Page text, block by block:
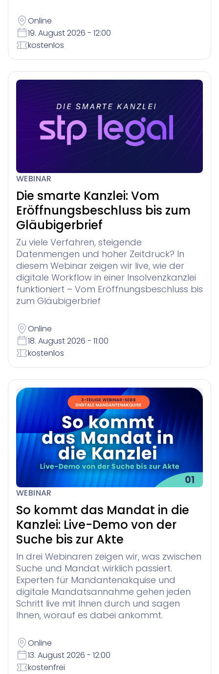
Online
19. August 2026 - 12:00
kostenlos
WEBINAR
Die smarte Kanzlei: Vom
Eröffnungsbeschluss bis zum
Gläubigerbrief
Zu viele Verfahren, steigende
Datenmengen und hoher Zeitdruck? In
diesem Webinar zeigen wir live, wie der
digitale Workflow in einer Insolvenzkanzlei
funktioniert – Vom Eröffnungsbeschluss bis
zum Gläubigerbrief
Online
18. August 2026 - 11:00
kostenlos
WEBINAR
So kommt das Mandat in die
Kanzlei: Live-Demo von der
Suche bis zur Akte
In drei Webinaren zeigen wir, was zwischen
Suche und Mandat wirklich passiert.
Experten für Mandantenakquise und
digitale Mandatsannahme gehen jeden
Schritt live mit Ihnen durch und sagen
Ihnen, worauf es dabei ankommt.
Online
13. August 2026 - 12:00
kostenfrei